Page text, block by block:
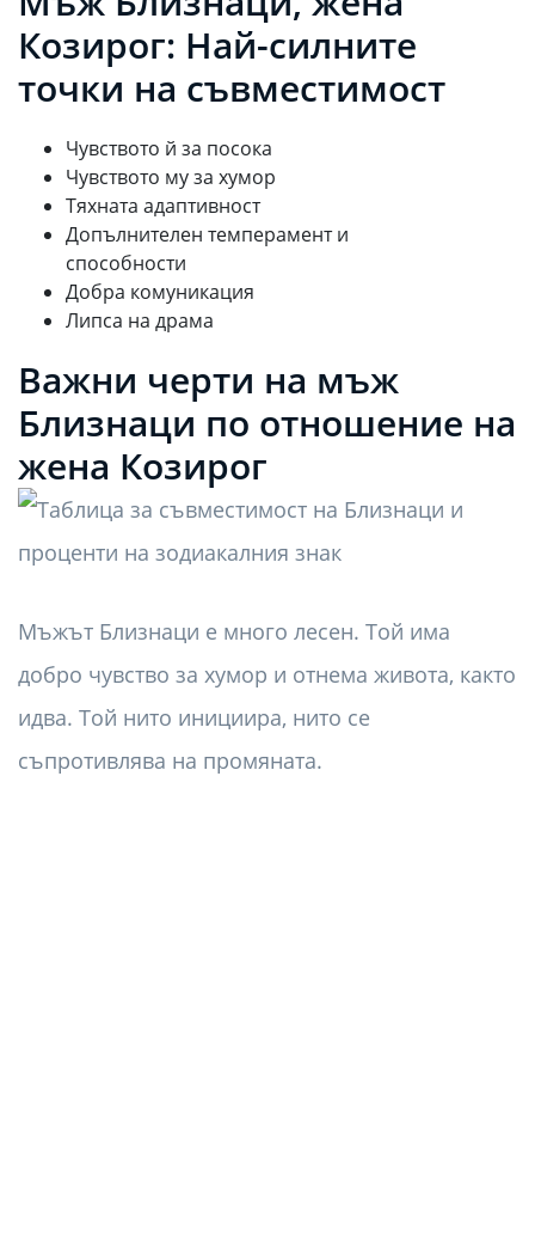
Козирог: Най-силните
точки на съвместимост
Чувството й за посока
Чувството му за хумор
Тяхната адаптивност
Допълнителен темперамент и
способности
Добра комуникация
Липса на драма
Важни черти на мъж
Близнаци по отношение на
жена Козирог
Мъжът Близнаци е много лесен. Той има
добро чувство за хумор и отнема живота, както
идва. Той нито инициира, нито се
съпротивлява на промяната.